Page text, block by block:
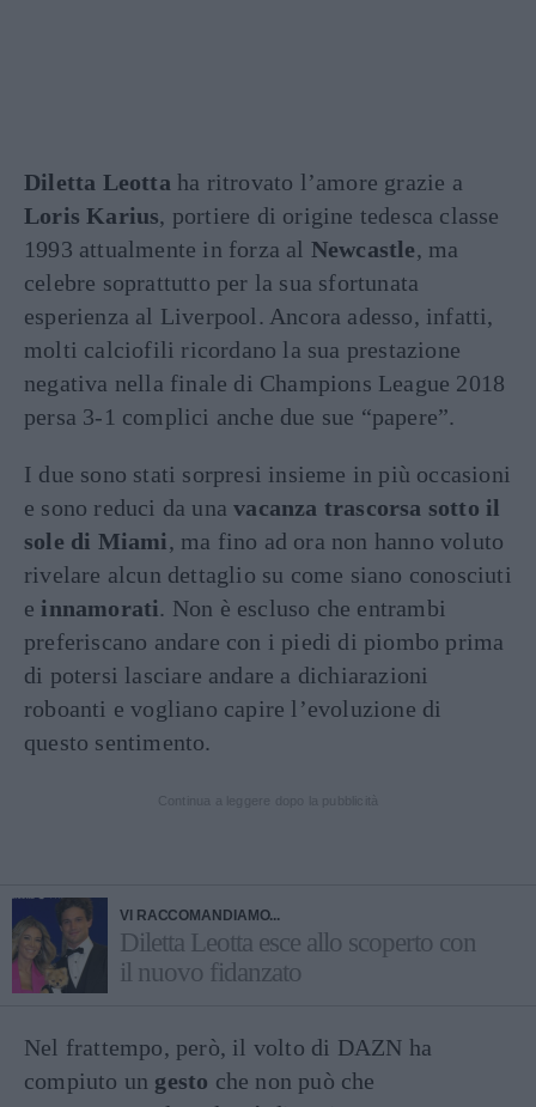
Diletta Leotta ha ritrovato l’amore grazie a
Loris Karius, portiere di origine tedesca classe
1993 attualmente in forza al Newcastle, ma
celebre soprattutto per la sua sfortunata
esperienza al Liverpool. Ancora adesso, infatti,
molti calciofili ricordano la sua prestazione
negativa nella finale di Champions League 2018
persa 3-1 complici anche due sue “papere”.
I due sono stati sorpresi insieme in più occasioni
e sono reduci da unavacanza trascorsa sotto il
sole di Miami, ma fino ad ora non hanno voluto
rivelare alcun dettaglio su come siano conosciuti
e innamorati. Non è escluso che entrambi
preferiscano andare con i piedi di piombo prima
di potersi lasciare andare a dichiarazioni
roboanti e vogliano capire l’evoluzione di
questo sentimento.
VI RACCOMANDIAMO...
Diletta Leotta esce allo scoperto con
il nuovo fidanzato
Nel frattempo, però, il volto di DAZN ha
compiuto un gesto che non può che